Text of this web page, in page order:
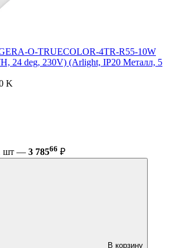
O-TRUECOLOR-4TR-R55-10W
24 deg, 230V) (Arlight, IP20 Металл, 5
K
шт — 3 78566 ₽
В корзину